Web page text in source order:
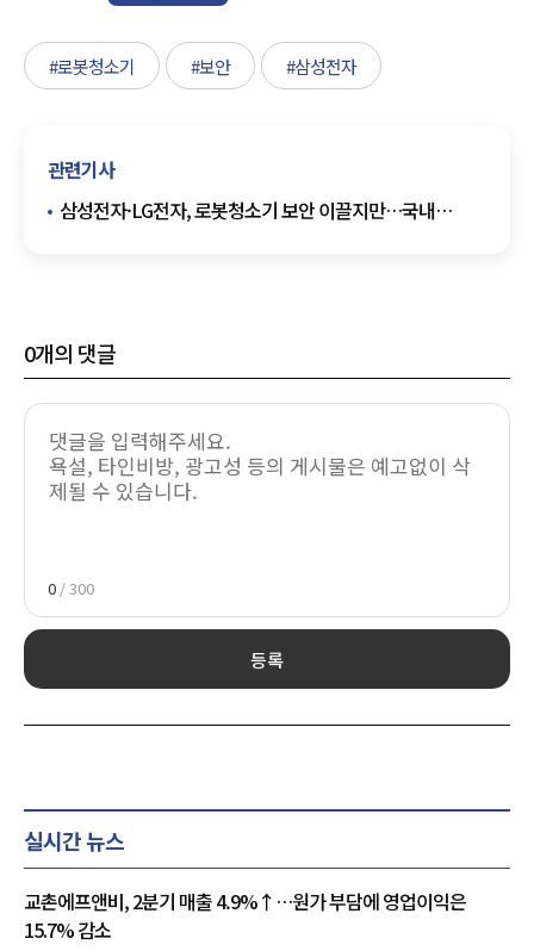
#로봇청소기 #보안 #삼성전자
관련기사
삼성전자·LG전자, 로봇청소기 보안 이끌지만…국내
0개의 댓글
0 / 300
등록
실시간 뉴스
교촌에프앤비, 2분기 매출 4.9%↑…원가 부담에 영업이익은
15.7% 감소